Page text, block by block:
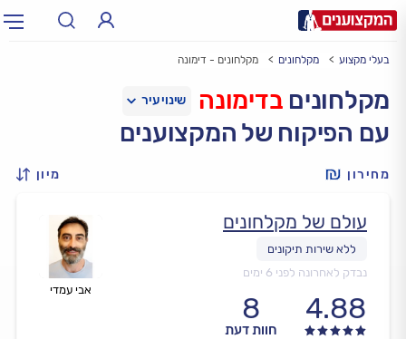
עירעיר: תל אביב, חיפה…
בעלי מקצוע מקלחונים מקלחונים - דימונה
מקלחונים בדימונה
עם הפיקוח של המקצוענים
מחירון מיון
אבי עמדי
עולם של מקלחונים
נבדק לאחרונה לפני 6 ימים
4.88
8
חוות דעת